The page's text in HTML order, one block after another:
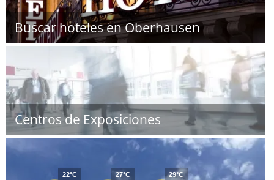
Buscar hoteles en Oberhausen
Centros de Exposiciones
22°C
27°C
29°C